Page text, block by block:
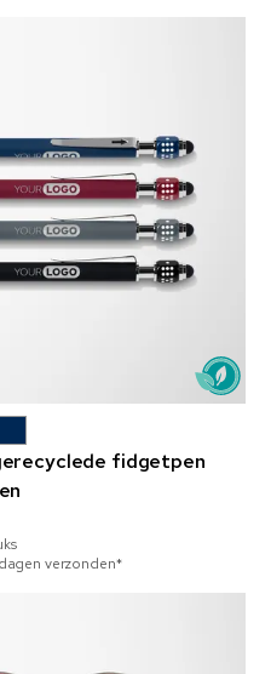
fidgetpen
verzonden*